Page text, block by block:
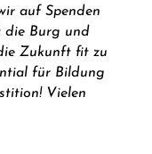
auf Spenden
die Burg und
Zukunft fit zu
für Bildung
Vielen